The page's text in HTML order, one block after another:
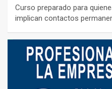
Curso preparado para
implican contactos